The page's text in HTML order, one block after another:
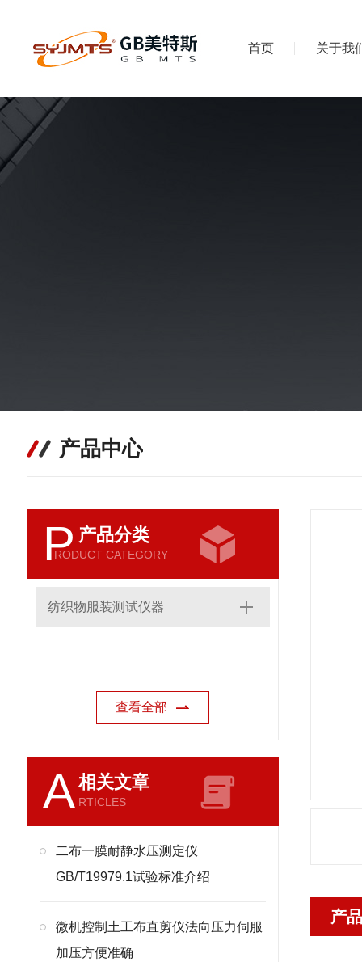
首页 关于我
产品中心
P 产品分类
RODUCT CATEGORY
纺织物服装测试仪器
查看全部
A相关文章
RTICLES
二布一膜耐静水压测定仪
GB/T19979.1试验标准介绍
微机控制土工布直剪仪法向压力伺服
加压方便准确
产